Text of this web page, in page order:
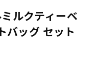
ルクティーベ
バッグ セット